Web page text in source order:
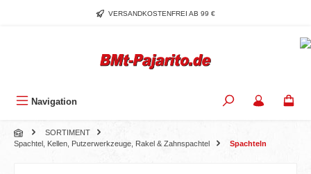
Zum Hauptinhalt springenVERSANDKOSTENFREI AB 99 €
Navigation
SORTIMENT
Spachtel, Kellen, Putzerwerkzeuge, Rakel & Zahnspachtel
Spachteln